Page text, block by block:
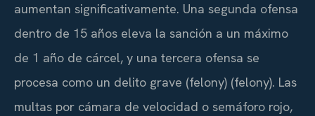
aumentan significativamente. Una segunda ofensa
dentro de 15 años eleva la sanción a un máximo
de 1 año de cárcel, y una tercera ofensa se
procesa como un delito grave (felony) (felony). Las
multas por cámara de velocidad o semáforo rojo,